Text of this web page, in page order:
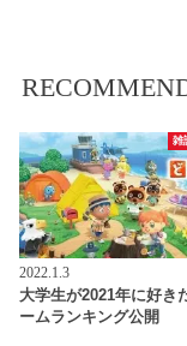
雑
2022.1.3
大学生が2021年に好き
ームランキング公開